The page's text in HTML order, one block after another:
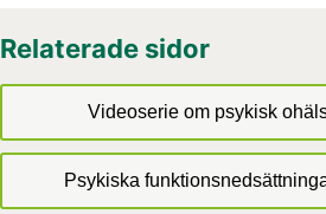
Relaterade sidor
Videoserie om psykisk
Psykiska